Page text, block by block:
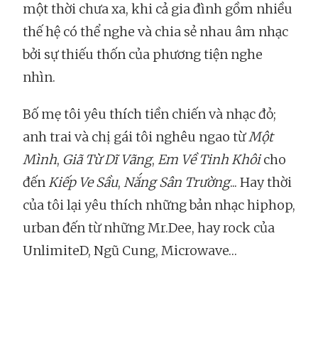
một thời chưa xa, khi cả gia đình gồm nhiều
thế hệ có thể nghe và chia sẻ nhau âm nhạc
bởi sự thiếu thốn của phương tiện nghe
nhìn.
Bố mẹ tôi yêu thích tiền chiến và nhạc đỏ;
anh trai và chị gái tôi nghêu ngao từMột
Mình, Giã Từ Dĩ Vãng, Em Về Tinh Khôicho
đếnKiếp Ve Sầu, Nắng Sân Trường... Hay thời
của tôi lại yêu thích những bản nhạc hiphop,
urban đến từ những Mr.Dee, hay rock của
UnlimiteD, Ngũ Cung, Microwave…